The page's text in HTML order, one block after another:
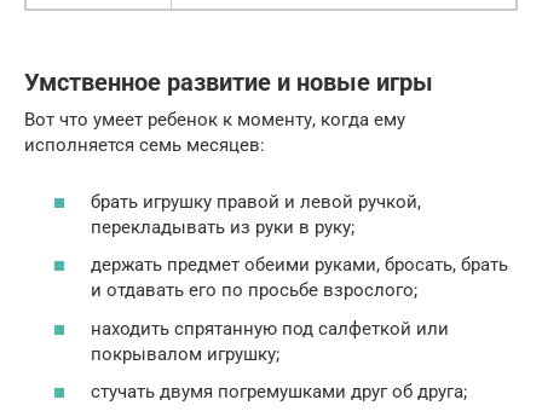
Умственное развитие и новые игры
Вот что умеет ребенок к моменту, когда ему
исполняется семь месяцев:
брать игрушку правой и левой ручкой,
перекладывать из руки в руку;
держать предмет обеими руками, бросать, брать
и отдавать его по просьбе взрослого;
находить спрятанную под салфеткой или
покрывалом игрушку;
стучать двумя погремушками друг об друга;